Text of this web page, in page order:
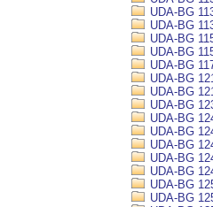
UDA-BG
UDA-BG
UDA-BG
UDA-BG
UDA-BG
UDA-BG
UDA-BG
UDA-BG
UDA-BG
UDA-BG
UDA-BG
UDA-BG
UDA-BG
UDA-BG
UDA-BG